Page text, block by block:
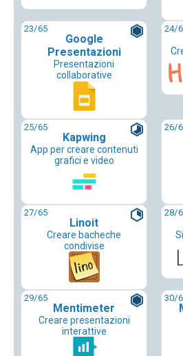
23/65
Google
Presentazioni
Presentazioni
collaborative
24/
25/65
Kapwing
App per creare contenuti
grafici e video
26/
27/65
Linoit
Creare bacheche
condivise
28/
29/65
Mentimeter
Creare presentazioni
interattive
30/